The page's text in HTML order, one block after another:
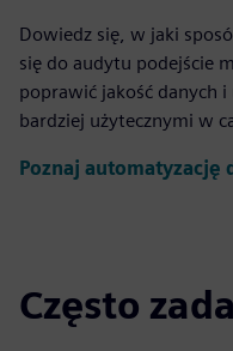
Dowiedz się, w jaki
się do audytu podejście
poprawić jakość danych
bardziej użytecznymi w
Poznaj automatyzację
Często